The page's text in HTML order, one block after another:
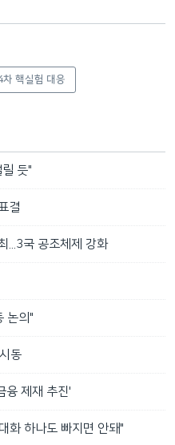
차 핵실험 대응
듯"
결
...3국 공조체제 강화
논의"
동
융 제재 추진'
화 하나도 빠지면 안돼"